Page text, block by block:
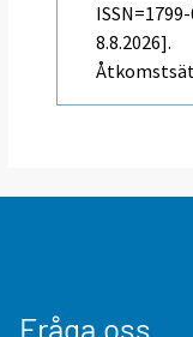
8.8.2026].
Fråga oss